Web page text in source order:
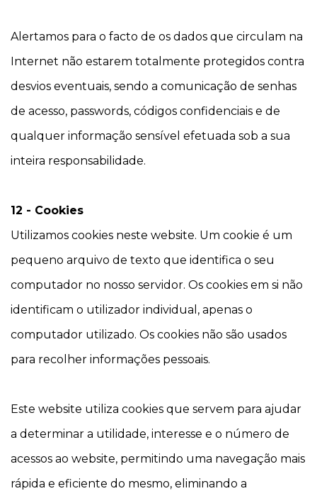
Alertamos para o facto de os dados que circulam na
Internet não estarem totalmente protegidos contra
desvios eventuais, sendo a comunicação de senhas
de acesso, passwords, códigos confidenciais e de
qualquer informação sensível efetuada sob a sua
inteira responsabilidade.
12 - Cookies
Utilizamos cookies neste website. Um cookie é um
pequeno arquivo de texto que identifica o seu
computador no nosso servidor. Os cookies em si não
identificam o utilizador individual, apenas o
computador utilizado. Os cookies não são usados
para recolher informações pessoais.
Este website utiliza cookies que servem para ajudar
a determinar a utilidade, interesse e o número de
acessos ao website, permitindo uma navegação mais
rápida e eficiente do mesmo, eliminando a